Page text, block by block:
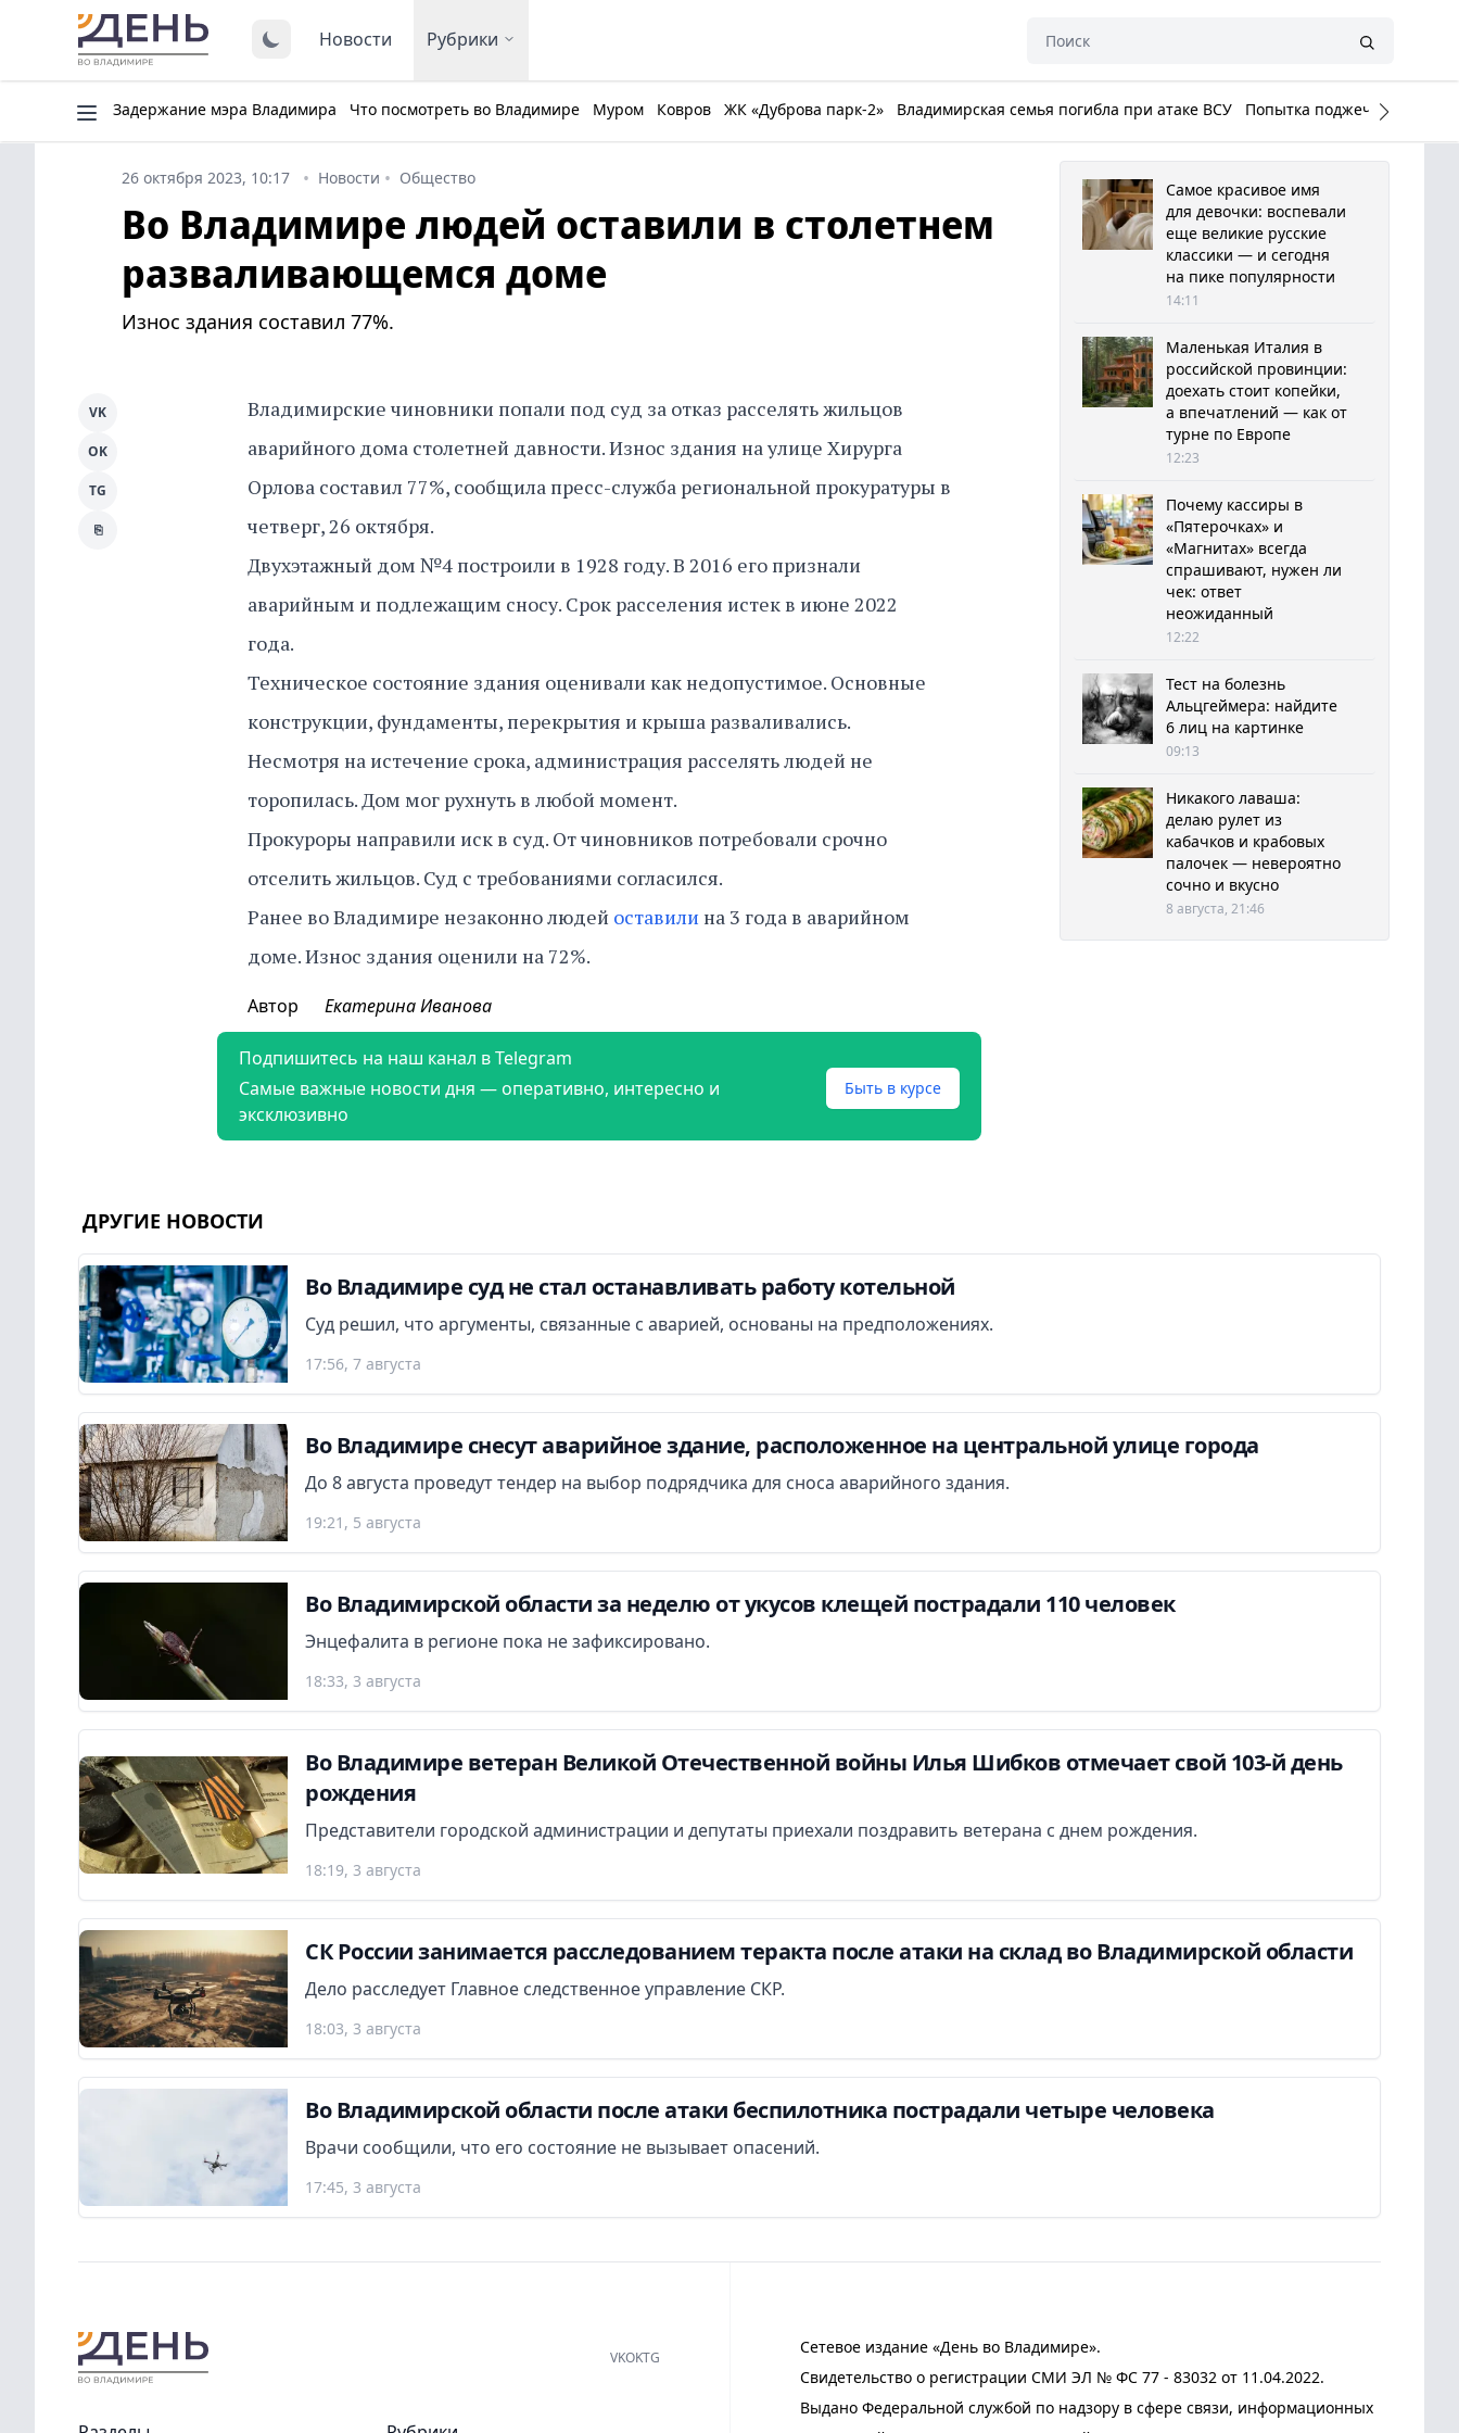
Новости Рубрики
Задержание мэра Владимира Что посмотреть во Владимире Муром Ковров ЖК «Дуброва парк-2» Владимирская семья погибла при атаке ВСУ Попытка поджечь Белый
26 октября 2023, 10:17 Новости Общество
Во Владимире людей оставили в столетнем
разваливающемся доме
Износ здания составил 77%.
Владимирские чиновники попали под суд за отказ расселять жильцов
аварийного дома столетней давности. Износ здания на улице Хирурга
Орлова составил 77%, сообщила пресс-служба региональной прокуратуры в
четверг, 26 октября.
Двухэтажный дом №4 построили в 1928 году. В 2016 его признали
аварийным и подлежащим сносу. Срок расселения истек в июне 2022
года.
Техническое состояние здания оценивали как недопустимое. Основные
конструкции, фундаменты, перекрытия и крыша разваливались.
Несмотря на истечение срока, администрация расселять людей не
торопилась. Дом мог рухнуть в любой момент.
Прокуроры направили иск в суд. От чиновников потребовали срочно
отселить жильцов. Суд с требованиями согласился.
Ранее во Владимире незаконно людей оставили на 3 года в аварийном
доме. Износ здания оценили на 72%.
VK
OK
TG
⎘
Автор Екатерина Иванова
Подпишитесь на наш канал в Telegram
Самые важные новости дня — оперативно, интересно и
эксклюзивно
Быть в курсе
Самое красивое имя
для девочки: воспевали
еще великие русские
классики — и сегодня
на пике популярности
14:11
Маленькая Италия в
российской провинции:
доехать стоит копейки,
а впечатлений — как от
турне по Европе
12:23
Почему кассиры в
«Пятерочках» и
«Магнитах» всегда
спрашивают, нужен ли
чек: ответ
неожиданный
12:22
Тест на болезнь
Альцгеймера: найдите
6 лиц на картинке
09:13
Никакого лаваша:
делаю рулет из
кабачков и крабовых
палочек — невероятно
сочно и вкусно
8 августа, 21:46
ДРУГИЕ НОВОСТИ
Во Владимире суд не стал останавливать работу котельной
Суд решил, что аргументы, связанные с аварией, основаны на предположениях.
17:56, 7 августа
Во Владимире снесут аварийное здание, расположенное на центральной улице города
До 8 августа проведут тендер на выбор подрядчика для сноса аварийного здания.
19:21, 5 августа
Во Владимирской области за неделю от укусов клещей пострадали 110 человек
Энцефалита в регионе пока не зафиксировано.
18:33, 3 августа
Во Владимире ветеран Великой Отечественной войны Илья Шибков отмечает свой 103-й день
рождения
Представители городской администрации и депутаты приехали поздравить ветерана с днем рождения.
18:19, 3 августа
СК России занимается расследованием теракта после атаки на склад во Владимирской области
Дело расследует Главное следственное управление СКР.
18:03, 3 августа
Во Владимирской области после атаки беспилотника пострадали четыре человека
Врачи сообщили, что его состояние не вызывает опасений.
17:45, 3 августа
Сетевое издание «День во Владимире».
Свидетельство о регистрации СМИ ЭЛ № ФС 77 - 83032 от 11.04.2022.
Выдано Федеральной службой по надзору в сфере связи, информационных
VKOKTG